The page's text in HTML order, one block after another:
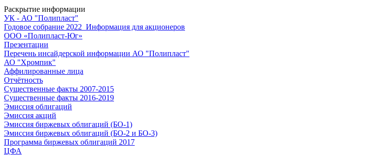
Раскрытие информации
УК - АО "Полипласт"
Годовое собрание 2022_Информация для акционеров
ООО «Полипласт-Юг»
Презентации
Перечень инсайдерской информации АО "Полипласт"
АО "Хромпик"
Аффилированные лица
Отчётность
Существенные факты 2007-2015
Существенные факты 2016-2019
Эмиссия облигаций
Эмиссия акций
Эмиссия биржевых облигаций (БО-1)
Эмиссия биржевых облигаций (БО-2 и БО-3)
Программа биржевых облигаций 2017
ЦФА